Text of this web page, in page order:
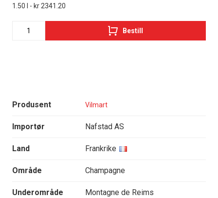
Produsent Vilmart
Importør Nafstad AS
Land Frankrike
Område Champagne
Underområde Montagne de Reims
1.50 l - kr 2341.20
Bestill